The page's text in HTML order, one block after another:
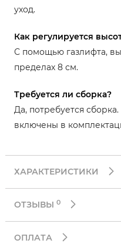
уход.
Как регулируется
С помощью газлифта,
пределах 8 см.
Требуется ли сборка?
Да, потребуется
включены в
ХАРАКТЕРИСТИКИ
ОТЗЫВЫ 0
ОПЛАТА